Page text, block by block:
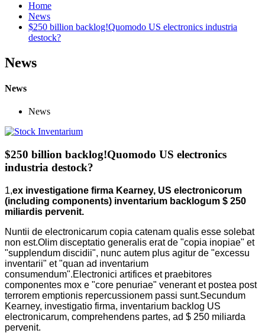
Home
News
$250 billion backlog!Quomodo US electronics industria
destock?
News
News
News
$250 billion backlog!Quomodo US electronics
industria destock?
1,ex investigatione firma Kearney, US electronicorum
(including components) inventarium backlogum $ 250
miliardis pervenit.
Nuntii de electronicarum copia catenam qualis esse solebat
non est.Olim disceptatio generalis erat de "copia inopiae" et
"supplendum discidii", nunc autem plus agitur de "excessu
inventarii" et "quan ad inventarium
consumendum".Electronici artifices et praebitores
componentes mox e "core penuriae" venerant et postea post
terrorem emptionis repercussionem passi sunt.Secundum
Kearney, investigatio firma, inventarium backlog US
electronicarum, comprehendens partes, ad $ 250 miliarda
pervenit.